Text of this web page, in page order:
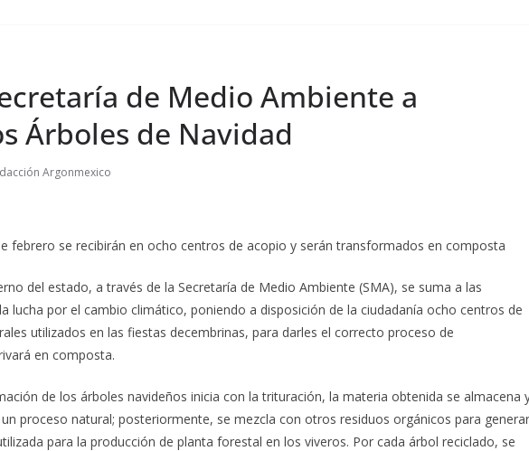
de Medio Ambiente a
Árboles de Navidad
Argonmexico
febrero se recibirán en ocho centros de acopio y serán transformados en composta
del estado, a través de la Secretaría de Medio Ambiente (SMA), se suma a las
lucha por el cambio climático, poniendo a disposición de la ciudadanía ocho centros de
utilizados en las fiestas decembrinas, para darles el correcto proceso de
en composta.
de los árboles navideños inicia con la trituración, la materia obtenida se almacena
proceso natural; posteriormente, se mezcla con otros residuos orgánicos para generar
para la producción de planta forestal en los viveros. Por cada árbol reciclado, se